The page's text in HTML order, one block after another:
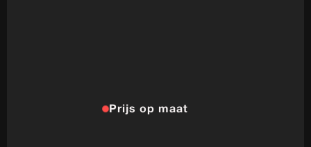
Prijs op maat